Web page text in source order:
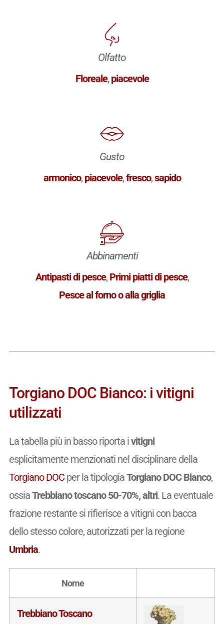
Olfatto
Floreale, piacevole
Gusto
armonico, piacevole,fresco,sapido
Abbinamenti
Antipasti di pesce, Primi piatti di pesce,
Pesce al forno o alla griglia
Torgiano DOC Bianco: i vitigni
utilizzati
La tabella più in basso riporta ivitigni
esplicitamente menzionati nel disciplinare della
Torgiano DOCper la tipologiaTorgiano DOC Bianco,
ossiaTrebbiano toscano 50-70%, altri. La eventuale
frazione restante si rifierisce a vitigni con bacca
dello stesso colore, autorizzati per la regione
Umbria.
Nome
Trebbiano Toscano